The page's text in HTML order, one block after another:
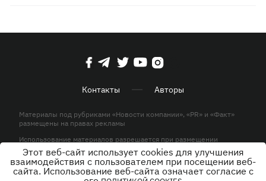
Контакты Авторы
Материалы под рубриками «Новости компании», «PR» и «Факт»
размещены на правах рекламы
Использование материалов разрешается при размещении
активной гиперссылки на KP.UA в первом абзаце.
© ООО «ЮЛАВ МЕДИА»,2026. Все права защищены.
Этот веб-сайт использует cookies для улучшения
взаимодействия с пользователем при посещении веб-
сайта. Использование веб-сайта означает согласие с